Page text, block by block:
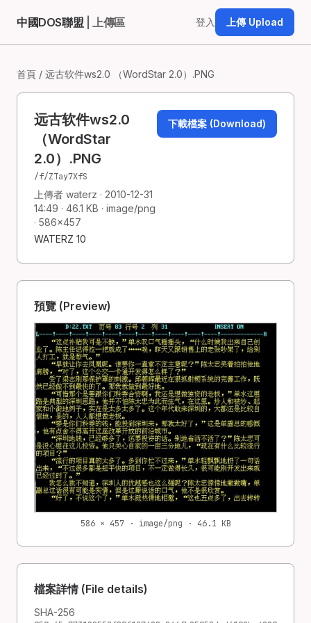
中國DOS聯盟 | 上傳區 登入 上傳 Upload
首頁 / 远古软件ws2.0 （WordStar 2.0）.PNG
远古软件ws2.0
（WordStar
2.0）.PNG
/f/ZTay7XfS
上傳者 waterz · 2010-12-31
14:49 · 46.1 KB · image/png
· 586×457
WATERZ 10
下載檔案 (Download)
預覽 (Preview)
586 × 457 · image/png · 46.1 KB
檔案詳情 (File details)
SHA-256